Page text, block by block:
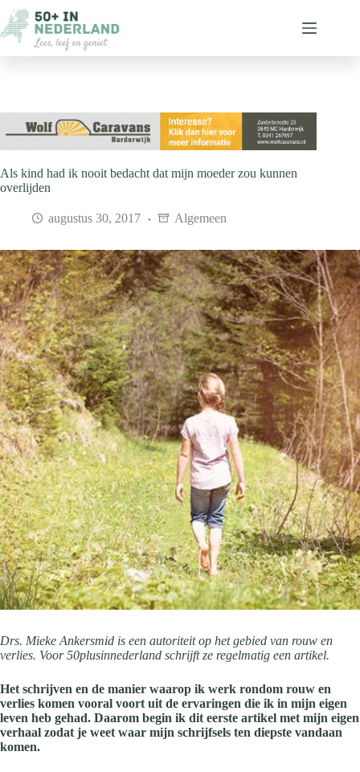
naar
de
inhoud
Als kind had ik nooit bedacht dat mijn moeder zou kunnen
overlijden
augustus 30, 2017 Algemeen
Drs. Mieke Ankersmid is een autoriteit op het gebied van rouw en
verlies. Voor 50plusinnederland schrijft ze regelmatig een artikel.
Het schrijven en de manier waarop ik werk rondom rouw en
verlies komen vooral voort uit de ervaringen die ik in mijn eigen
leven heb gehad. Daarom begin ik dit eerste artikel met mijn eigen
verhaal zodat je weet waar mijn schrijfsels ten diepste vandaan
komen.